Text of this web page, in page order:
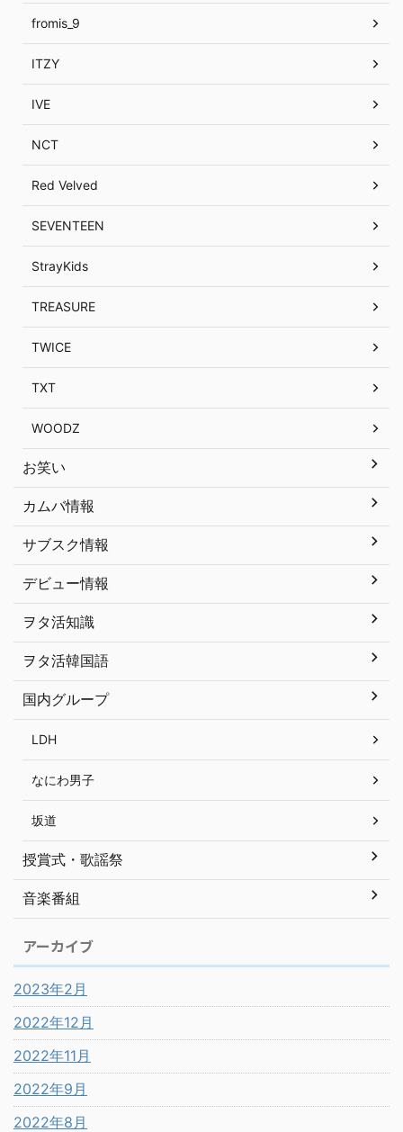
fromis_9
ITZY
IVE
NCT
Red Velved
SEVENTEEN
StrayKids
TREASURE
TWICE
TXT
WOODZ
お笑い
カムバ情報
サブスク情報
デビュー情報
ヲタ活知識
ヲタ活韓国語
国内グループ
LDH
なにわ男子
坂道
授賞式・歌謡祭
音楽番組
アーカイブ
2023年2月
2022年12月
2022年11月
2022年9月
2022年8月